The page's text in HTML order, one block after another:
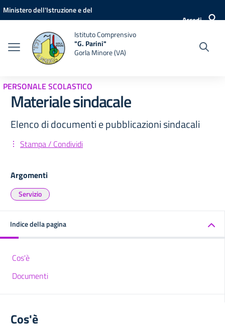
Vai ai contenuti
Vai al menu di navigazione
Vai al footer
Ministero dell'Istruzione e del
Accedi
Istituto Comprensivo
"G. Parini"
Gorla Minore (VA)
PERSONALE SCOLASTICO
Materiale sindacale
Elenco di documenti e pubblicazioni sindacali
Stampa / Condividi
Argomenti
Servizio
Indice della pagina
Cos'è
Documenti
Cos'è